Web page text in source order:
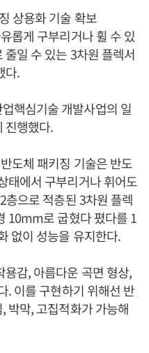
상용화 기술 확보
롭게 구부리거나 휠 수 있
일 수 있는 3차원 플렉서
다.
핵심기술 개발사업의 일
진행했다.
도체 패키징 기술은 반도
태에서 구부리거나 휘어도
층으로 적층된 3차원 플렉
10mm로 굽혔다 폈다를 1
없이 성능을 유지한다.
감, 아름다운 곡면 형상,
. 이를 구현하기 위해선 반
박막, 고집적화가 가능해